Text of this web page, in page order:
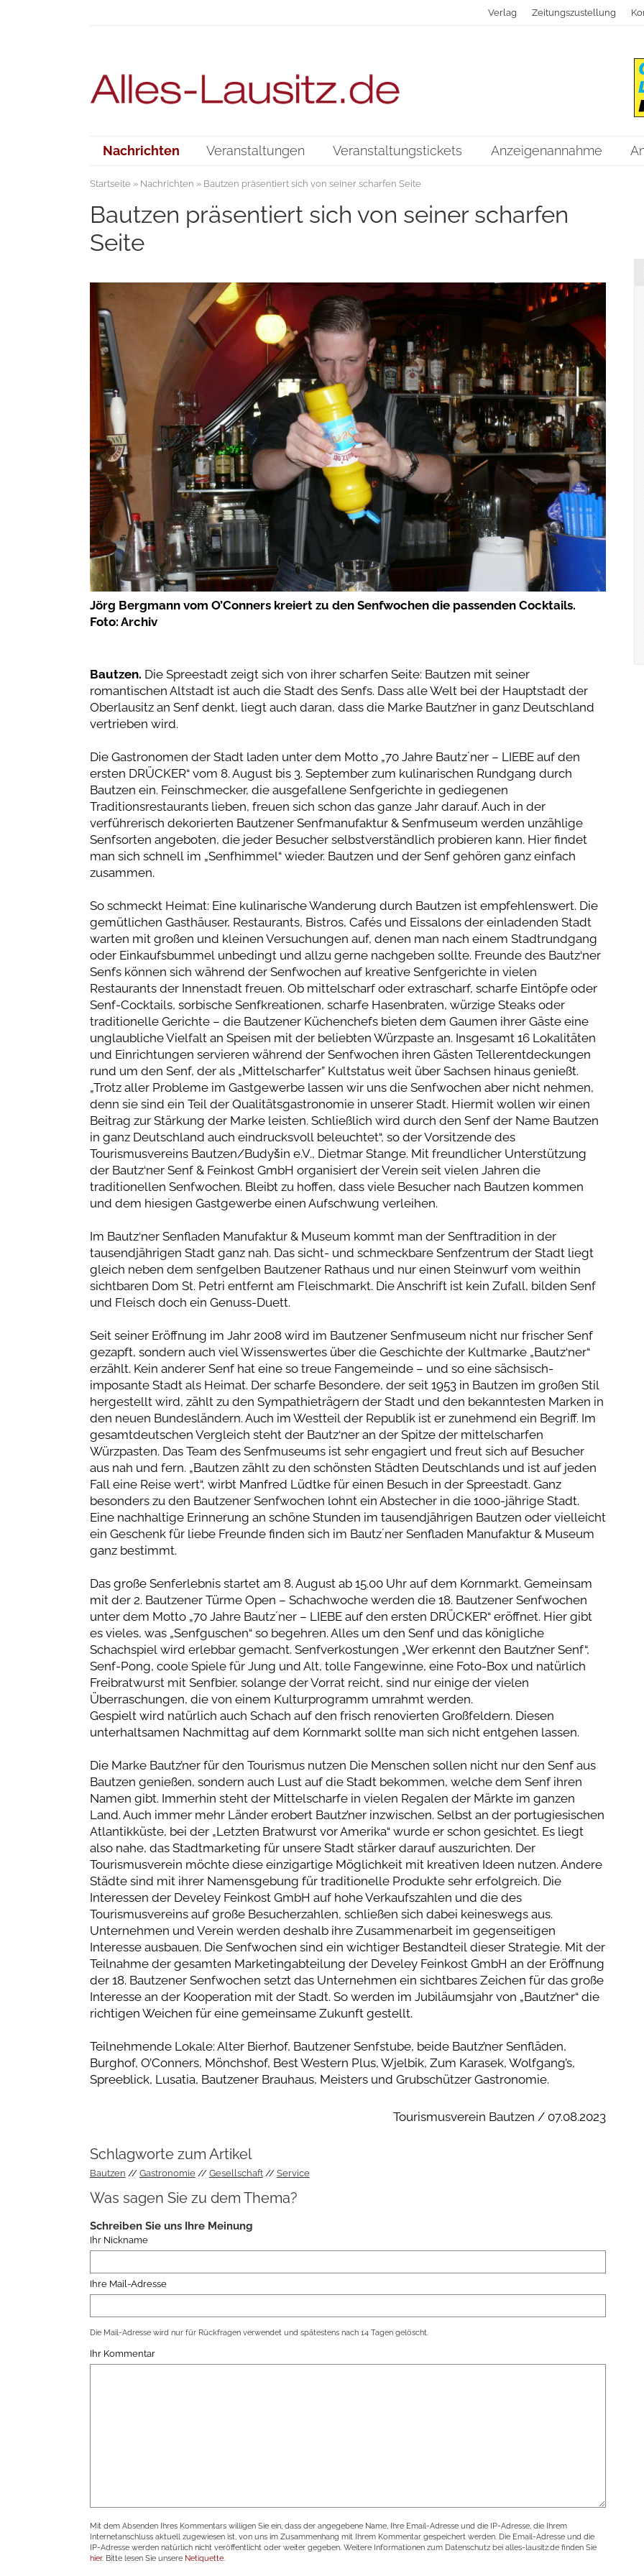
Verlag Zeitungszustellung
Nachrichten Veranstaltungen Veranstaltungstickets Anzeigenannahme
Startseite» Nachrichten » Bautzen präsentiert sich von seiner scharfen Seite
Bautzen präsentiert sich von seiner scharfen
Seite
Jörg Bergmann vom O’Conners kreiert zu den Senfwochen die passenden Cocktails.
Foto: Archiv
Bautzen. Die Spreestadt zeigt sich von ihrer scharfen Seite: Bautzen mit seiner
romantischen Altstadt ist auch die Stadt des Senfs. Dass alle Welt bei der Hauptstadt der
Oberlausitz an Senf denkt, liegt auch daran, dass die Marke Bautz’ner in ganz Deutschland
vertrieben wird.
Die Gastronomen der Stadt laden unter dem Motto „70 Jahre Bautz´ner – LIEBE auf den
ersten DRÜCKER“ vom 8. August bis 3. September zum kulinarischen Rundgang durch
Bautzen ein. Feinschmecker, die ausgefallene Senfgerichte in gediegenen
Traditionsrestaurants lieben, freuen sich schon das ganze Jahr darauf. Auch in der
verführerisch dekorierten Bautzener Senfmanufaktur & Senfmuseum werden unzählige
Senfsorten angeboten, die jeder Besucher selbstverständlich probieren kann. Hier findet
man sich schnell im „Senfhimmel“ wieder. Bautzen und der Senf gehören ganz einfach
zusammen.
So schmeckt Heimat: Eine kulinarische Wanderung durch Bautzen ist empfehlenswert. Die
gemütlichen Gasthäuser, Restaurants, Bistros, Cafés und Eissalons der einladenden Stadt
warten mit großen und kleinen Versuchungen auf, denen man nach einem Stadtrundgang
oder Einkaufsbummel unbedingt und allzu gerne nachgeben sollte. Freunde des Bautz‘ner
Senfs können sich während der Senfwochen auf kreative Senfgerichte in vielen
Restaurants der Innenstadt freuen. Ob mittelscharf oder extrascharf, scharfe Eintöpfe oder
Senf-Cocktails, sorbische Senfkreationen, scharfe Hasenbraten, würzige Steaks oder
traditionelle Gerichte – die Bautzener Küchenchefs bieten dem Gaumen ihrer Gäste eine
unglaubliche Vielfalt an Speisen mit der beliebten Würzpaste an. Insgesamt 16 Lokalitäten
und Einrichtungen servieren während der Senfwochen ihren Gästen Tellerentdeckungen
rund um den Senf, der als „Mittelscharfer” Kultstatus weit über Sachsen hinaus genießt.
„Trotz aller Probleme im Gastgewerbe lassen wir uns die Senfwochen aber nicht nehmen,
denn sie sind ein Teil der Qualitätsgastronomie in unserer Stadt. Hiermit wollen wir einen
Beitrag zur Stärkung der Marke leisten. Schließlich wird durch den Senf der Name Bautzen
in ganz Deutschland auch eindrucksvoll beleuchtet“, so der Vorsitzende des
Tourismusvereins Bautzen/Budyšin e.V., Dietmar Stange. Mit freundlicher Unterstützung
der Bautz‘ner Senf & Feinkost GmbH organisiert der Verein seit vielen Jahren die
traditionellen Senfwochen. Bleibt zu hoffen, dass viele Besucher nach Bautzen kommen
und dem hiesigen Gastgewerbe einen Aufschwung verleihen.
Im Bautz‘ner Senfladen Manufaktur & Museum kommt man der Senftradition in der
tausendjährigen Stadt ganz nah. Das sicht- und schmeckbare Senfzentrum der Stadt liegt
gleich neben dem senfgelben Bautzener Rathaus und nur einen Steinwurf vom weithin
sichtbaren Dom St. Petri entfernt am Fleischmarkt. Die Anschrift ist kein Zufall, bilden Senf
und Fleisch doch ein Genuss-Duett.
Seit seiner Eröffnung im Jahr 2008 wird im Bautzener Senfmuseum nicht nur frischer Senf
gezapft, sondern auch viel Wissenswertes über die Geschichte der Kultmarke „Bautz‘ner“
erzählt. Kein anderer Senf hat eine so treue Fangemeinde – und so eine sächsisch-
imposante Stadt als Heimat. Der scharfe Besondere, der seit 1953 in Bautzen im großen Stil
hergestellt wird, zählt zu den Sympathieträgern der Stadt und den bekanntesten Marken in
den neuen Bundesländern. Auch im Westteil der Republik ist er zunehmend ein Begriff. Im
gesamtdeutschen Vergleich steht der Bautz‘ner an der Spitze der mittelscharfen
Würzpasten. Das Team des Senfmuseums ist sehr engagiert und freut sich auf Besucher
aus nah und fern. „Bautzen zählt zu den schönsten Städten Deutschlands und ist auf jeden
Fall eine Reise wert“, wirbt Manfred Lüdtke für einen Besuch in der Spreestadt. Ganz
besonders zu den Bautzener Senfwochen lohnt ein Abstecher in die 1000-jährige Stadt.
Eine nachhaltige Erinnerung an schöne Stunden im tausendjährigen Bautzen oder vielleicht
ein Geschenk für liebe Freunde finden sich im Bautz´ner Senfladen Manufaktur & Museum
ganz bestimmt.
Das große Senferlebnis startet am 8. August ab 15.00 Uhr auf dem Kornmarkt. Gemeinsam
mit der 2. Bautzener Türme Open – Schachwoche werden die 18. Bautzener Senfwochen
unter dem Motto „70 Jahre Bautz´ner – LIEBE auf den ersten DRÜCKER“ eröffnet. Hier gibt
es vieles, was „Senfguschen“ so begehren. Alles um den Senf und das königliche
Schachspiel wird erlebbar gemacht. Senfverkostungen „Wer erkennt den Bautz’ner Senf“,
Senf-Pong, coole Spiele für Jung und Alt, tolle Fangewinne, eine Foto-Box und natürlich
Freibratwurst mit Senfbier, solange der Vorrat reicht, sind nur einige der vielen
Überraschungen, die von einem Kulturprogramm umrahmt werden.
Gespielt wird natürlich auch Schach auf den frisch renovierten Großfeldern. Diesen
unterhaltsamen Nachmittag auf dem Kornmarkt sollte man sich nicht entgehen lassen.
Die Marke Bautz’ner für den Tourismus nutzen Die Menschen sollen nicht nur den Senf aus
Bautzen genießen, sondern auch Lust auf die Stadt bekommen, welche dem Senf ihren
Namen gibt. Immerhin steht der Mittelscharfe in vielen Regalen der Märkte im ganzen
Land. Auch immer mehr Länder erobert Bautz’ner inzwischen. Selbst an der portugiesischen
Atlantikküste, bei der „Letzten Bratwurst vor Amerika“ wurde er schon gesichtet. Es liegt
also nahe, das Stadtmarketing für unsere Stadt stärker darauf auszurichten. Der
Tourismusverein möchte diese einzigartige Möglichkeit mit kreativen Ideen nutzen. Andere
Städte sind mit ihrer Namensgebung für traditionelle Produkte sehr erfolgreich. Die
Interessen der Develey Feinkost GmbH auf hohe Verkaufszahlen und die des
Tourismusvereins auf große Besucherzahlen, schließen sich dabei keineswegs aus.
Unternehmen und Verein werden deshalb ihre Zusammenarbeit im gegenseitigen
Interesse ausbauen. Die Senfwochen sind ein wichtiger Bestandteil dieser Strategie. Mit der
Teilnahme der gesamten Marketingabteilung der Develey Feinkost GmbH an der Eröffnung
der 18. Bautzener Senfwochen setzt das Unternehmen ein sichtbares Zeichen für das große
Interesse an der Kooperation mit der Stadt. So werden im Jubiläumsjahr von „Bautz’ner“ die
richtigen Weichen für eine gemeinsame Zukunft gestellt.
Teilnehmende Lokale: Alter Bierhof, Bautzener Senfstube, beide Bautz’ner Senfläden,
Burghof, O’Conners, Mönchshof, Best Western Plus, Wjelbik, Zum Karasek, Wolfgang’s,
Spreeblick, Lusatia, Bautzener Brauhaus, Meisters und Grubschützer Gastronomie.
Tourismusverein Bautzen / 07.08.2023
Schlagworte zum Artikel
Bautzen Gastronomie Gesellschaft Service
Was sagen Sie zu dem Thema?
Schreiben Sie uns Ihre Meinung
Ihr Nickname
Ihre Mail-Adresse
Die Mail-Adresse wird nur für Rückfragen verwendet und spätestens nach 14 Tagen gelöscht.
Ihr Kommentar
Mit dem Absenden Ihres Kommentars willigen Sie ein, dass der angegebene Name, Ihre Email-Adresse und die IP-Adresse, die Ihrem
Internetanschluss aktuell zugewiesen ist, von uns im Zusammenhang mit Ihrem Kommentar gespeichert werden. Die Email-Adresse und die
IP-Adresse werden natürlich nicht veröffentlicht oder weiter gegeben. Weitere Informationen zum Datenschutz bei alles-lausitz.de finden Sie
hier. Bitte lesen Sie unsere Netiquette.